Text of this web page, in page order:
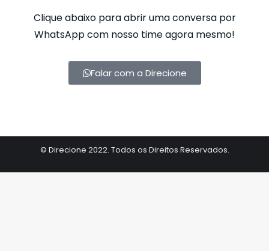
Clique abaixo para abrir uma conversa por
WhatsApp com nosso time agora mesmo!
Falar com a Direcione
© Direcione 2022. Todos os Direitos Reservados.